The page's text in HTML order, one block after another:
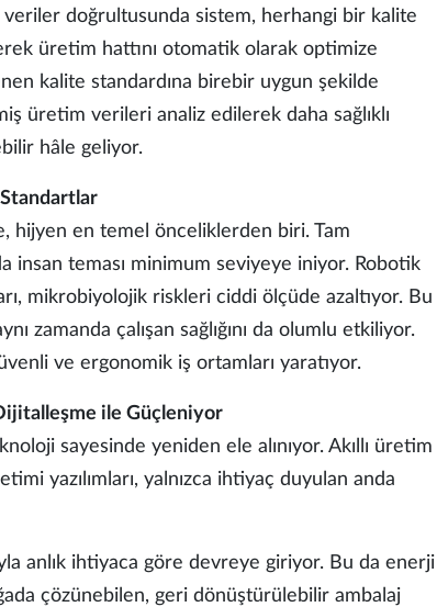
doğrultusunda sistem, herhangi bir kalite
üretim hattını otomatik olarak optimize
kalite standardına birebir uygun şekilde
üretim verileri analiz edilerek daha sağlıklı
hâle geliyor.
hijyen en temel önceliklerden biri. Tam
insan teması minimum seviyeye iniyor. Robotik
mikrobiyolojik riskleri ciddi ölçüde azaltıyor. Bu
zamanda çalışan sağlığını da olumlu etkiliyor.
ve ergonomik iş ortamları yaratıyor.
ile Güçleniyor
sayesinde yeniden ele alınıyor. Akıllı üretim
yazılımları, yalnızca ihtiyaç duyulan anda
anlık ihtiyaca göre devreye giriyor. Bu da enerji
çözünebilen, geri dönüştürülebilir ambalaj